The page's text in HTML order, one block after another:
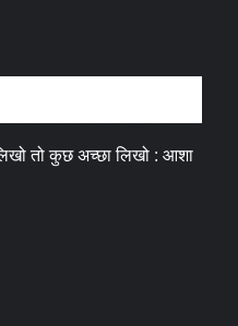
तो कुछ अच्छा लिखो : आशा